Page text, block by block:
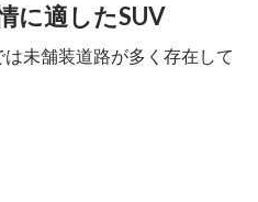
に適したSUV
未舗装道路が多く存在して